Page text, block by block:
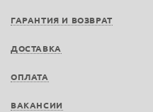
ГАРАНТИЯ И ВОЗВРАТ
ДОСТАВКА
ОПЛАТА
ВАКАНСИИ